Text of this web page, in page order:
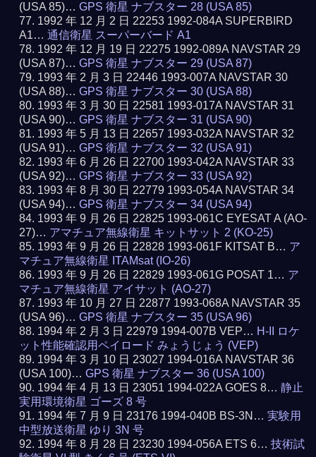
(USA 85)…GPS 衛星 ナブスター 28 (USA 85)
1992 年 12 月 2 日 22253 1992-084A SUPERBIRD
A1…通信衛星 スーパーバード A1
1992 年 12 月 19 日 22275 1992-089A NAVSTAR 29
(USA 87)…GPS 衛星 ナブスター 29 (USA 87)
1993 年 2 月 3 日 22446 1993-007A NAVSTAR 30
(USA 88)…GPS 衛星 ナブスター 30 (USA 88)
1993 年 3 月 30 日 22581 1993-017A NAVSTAR 31
(USA 90)…GPS 衛星 ナブスター 31 (USA 90)
1993 年 5 月 13 日 22657 1993-032A NAVSTAR 32
(USA 91)…GPS 衛星 ナブスター 32 (USA 91)
1993 年 6 月 26 日 22700 1993-042A NAVSTAR 33
(USA 92)…GPS 衛星 ナブスター 33 (USA 92)
1993 年 8 月 30 日 22779 1993-054A NAVSTAR 34
(USA 94)…GPS 衛星 ナブスター 34 (USA 94)
1993 年 9 月 26 日 22825 1993-061C EYESAT A (AO-
27)… アマチュア無線衛星 キットサット 2 (KO-25)
1993 年 9 月 26 日 22828 1993-061F KITSAT B… ア
マチュア無線衛星 ITAMsat (IO-26)
1993 年 9 月 26 日 22829 1993-061G POSAT 1… ア
マチュア無線衛星 アイサット (AO-27)
1993 年 10 月 27 日 22877 1993-068A NAVSTAR 35
(USA 96)…GPS 衛星 ナブスター 35 (USA 96)
1994 年 2 月 3 日 22979 1994-007B VEP… H-II ロケ
ット性能確認用ペイロード みょうじょう (VEP)
1994 年 3 月 10 日 23027 1994-016A NAVSTAR 36
(USA 100)…GPS 衛星 ナブスター 36 (USA 100)
1994 年 4 月 13 日 23051 1994-022A GOES 8…静止
実用環境衛星 ゴーズ 8 号
1994 年 7 月 9 日 23176 1994-040B BS-3N…実験用
中型放送衛星 ゆり 3N 号
1994 年 8 月 28 日 23230 1994-056A ETS 6…技術試